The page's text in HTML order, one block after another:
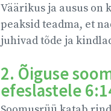
Väärikus ja ausus on
peaksid teadma, et
juhivad tõde ja
2. Õiguse
efeslastele